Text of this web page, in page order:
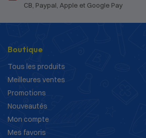
CB, Paypal, Apple et Google Pay
Boutique
Tous les produits
Meilleures ventes
Promotions
Nouveautés
Mon compte
Mes favoris